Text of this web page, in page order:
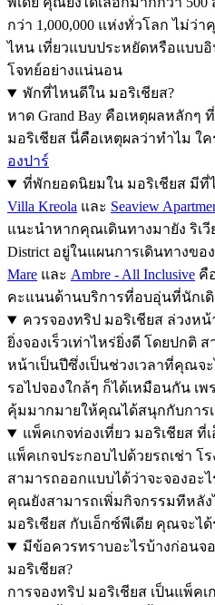
กว่า 1,000,000 แห่งทั่วโลก ไม่ว่
ไหน เที่ยวแบบประหยัดหรือแบบ
โจทย์อย่างแน่นอน
พักที่ไหนดีใน มอริเชียส?
หาด Grand Bay คือเหตุผลหลักๆ
มอริเชียส นี่คือเหตุผลว่าทำไม ใ
องปาร์
ที่พักยอดนิยมใน มอริเชียส มีที่
Villa Kreola และ Seaview
แนะนำหากคุณเดินทางมายัง ริเวี
District อยู่ในแผนการเดินทางข
Mare และ Ambre - All Inclusive คื
คะแนนด้านบริการที่อบอุ่นที่นักเดิ
ควรจองทริป มอริเชียส ล่วงหน้
ยิ่งจองเร็วเท่าไหร่ยิ่งดี โดยปกติ
หน้าเป็นปีซึ่งเป็นช่วงเวลาที่คุณจ
รอไปจองใกล้ๆ ก็ได้เหมือนกัน เ
คุ้มมากมายให้คุณได้สนุกกับการ
แพ็คเกจท่องเที่ยว มอริเชียส ที่
แพ็คเกจประกอบไปด้วยรถเช่า
สามารถออกแบบได้ว่าจะจองอะ
คุณยังสามารถเพิ่มกิจกรรมทีหลัง
มอริเชียส กับเอ็กซ์พีเดีย คุณจะไ
มีข้อควรทราบอะไรบ้างก่อนจ
มอริเชียส?
การจองทริป มอริเชียส เป็นแพ็ค